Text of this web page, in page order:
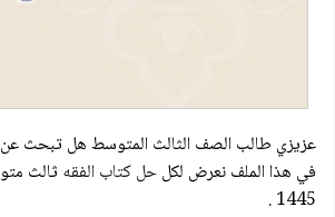
عزيزي طالب الصف الثالث المتوسط هل تبحث عن
في هذا الملف نعرض لكلحل كتاب الفقه
1445 .